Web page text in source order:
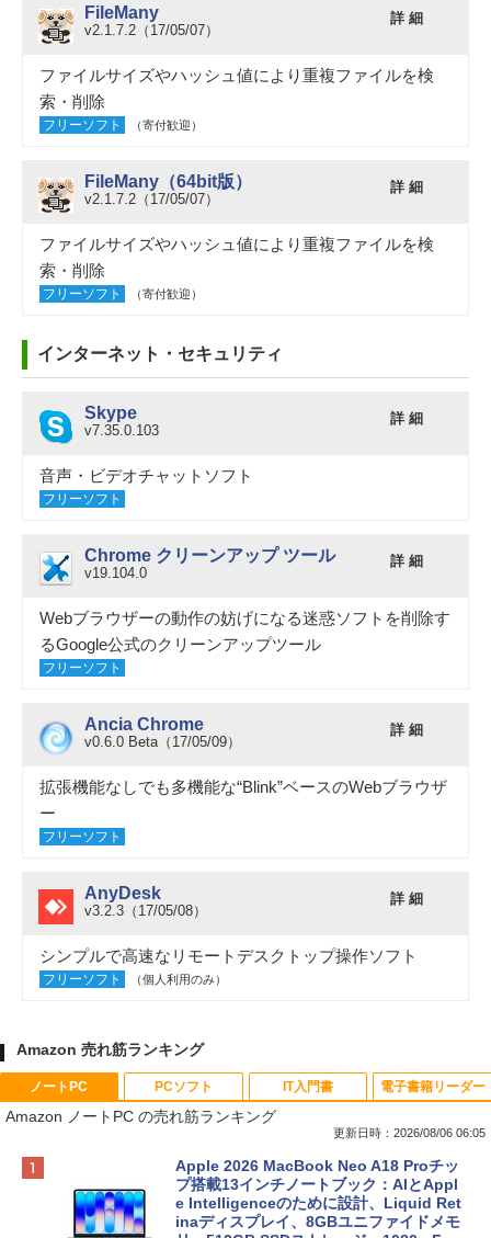
FileMany
v2.1.7.2（17/05/07）
詳 細
ファイルサイズやハッシュ値により重複ファイルを検
索・削除
フリーソフト （寄付歓迎）
FileMany（64bit版）
v2.1.7.2（17/05/07）
詳 細
ファイルサイズやハッシュ値により重複ファイルを検
索・削除
フリーソフト （寄付歓迎）
インターネット・セキュリティ
Skype
v7.35.0.103
詳 細
音声・ビデオチャットソフト
フリーソフト
Chrome クリーンアップ ツール
v19.104.0
詳 細
Webブラウザーの動作の妨げになる迷惑ソフトを削除す
るGoogle公式のクリーンアップツール
フリーソフト
Ancia Chrome
v0.6.0 Beta（17/05/09）
詳 細
拡張機能なしでも多機能な“Blink”ベースのWebブラウザ
ー
フリーソフト
AnyDesk
v3.2.3（17/05/08）
詳 細
シンプルで高速なリモートデスクトップ操作ソフト
フリーソフト （個人利用のみ）
Amazon 売れ筋ランキング
ノートPC
Amazon ノートPC の売れ筋ランキング
更新日時：2026/08/06 06:05
Apple 2026 MacBook Neo A18 Proチッ
プ搭載13インチノートブック：AIとAppl
e Intelligenceのために設計、Liquid Ret
inaディスプレイ、8GBユニファイドメモ
PCソフト IT入門書 電子書籍リーダー